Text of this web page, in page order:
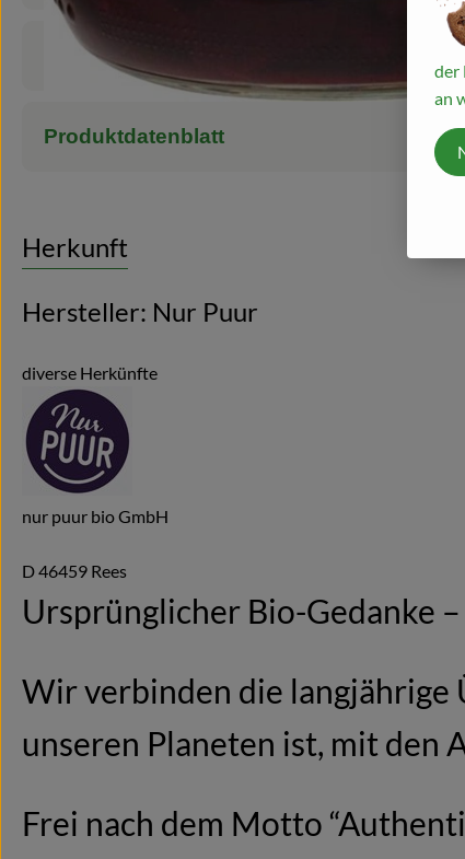
Zutaten
Produktdatenblatt
Herkunft
Hersteller: Nur Puur
diverse Herkünfte
nur puur bio GmbH
D 46459 Rees
Ursprünglicher Bio-Gedanke
Wir verbinden die langjährige
unseren Planeten ist, mit den
Frei nach dem Motto
der
an